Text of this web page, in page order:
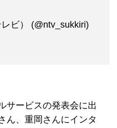
ビ） (@ntv_sukkiri)
サービスの発表会に出
ん、重岡さんにインタ